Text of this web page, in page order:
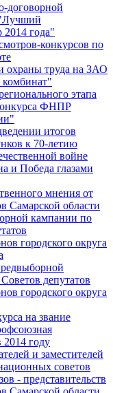
договорной
2014 года"
конкурсов по
охраны труда на ЗАО
этапа
ФНПР
итогов
к 70-летию
войне
и Победа глазами
мнения от
Самарской области
кампании по
городского округа
депутатов
городского округа
на звание
году
и заместителей
советов
- представительств